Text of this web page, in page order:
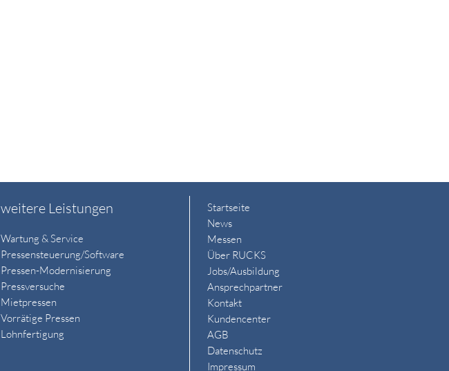
weitere Leistungen
Wartung & Service
Pressensteuerung/Software
Pressen-Modernisierung
Pressversuche
Mietpressen
Vorrätige Pressen
Lohnfertigung
Startseite
News
Messen
Über RUCKS
Jobs/Ausbildung
Ansprechpartner
Kontakt
Kundencenter
AGB
Datenschutz
Impressum